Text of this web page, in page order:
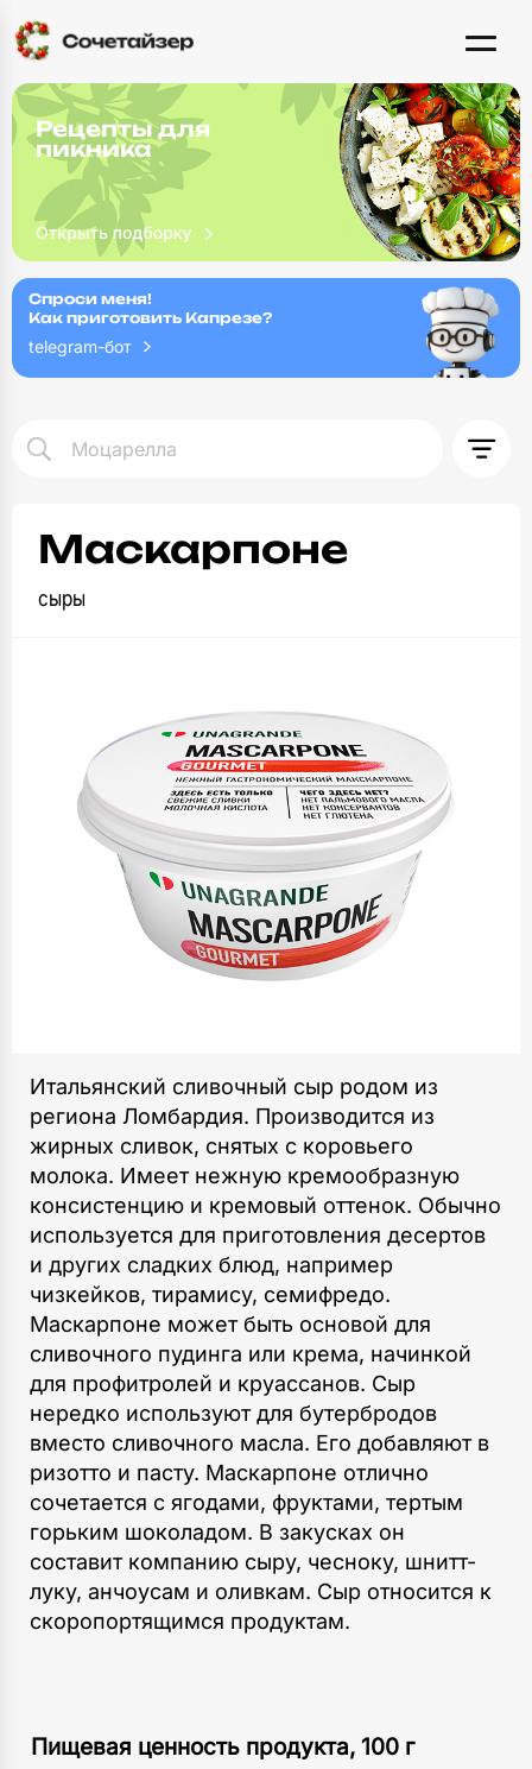
Рецепты для
пикника
Спроси меня!
Как приготовить Капрезе?
telegram-бот
Маскарпоне
сыры
Итальянский сливочный сыр родом из
региона Ломбардия. Производится из
жирных сливок, снятых с коровьего
молока. Имеет нежную кремообразную
консистенцию и кремовый оттенок. Обычно
используется для приготовления десертов
и других сладких блюд, например
чизкейков, тирамису, семифредо.
Маскарпоне может быть основой для
сливочного пудинга или крема, начинкой
для профитролей и круассанов. Сыр
нередко используют для бутербродов
вместо сливочного масла. Его добавляют в
ризотто и пасту. Маскарпоне отлично
сочетается с ягодами, фруктами, тертым
горьким шоколадом. В закусках он
составит компанию сыру, чесноку, шнитт-
луку, анчоусам и оливкам. Сыр относится к
скоропортящимся продуктам.
Пищевая ценность продукта, 100 г